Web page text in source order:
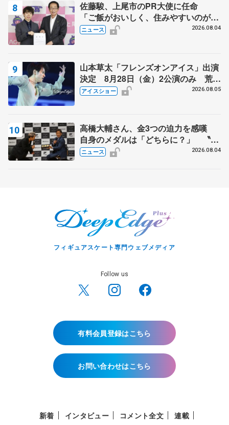
佐藤駿、上尾市のPR大使に任命
「ご飯がおいしく、住みやすいのが魅
力」
ニュース 2026.08.04
山本草太「フレンズオンアイス」出演
決定 8月28日（金）2公演のみ 荒川
静香さんプロデュース、20周年のアイ
アイスショー 2026.08.05
高橋大輔さん、金3つの迫力を感嘆
自身のメダルは「どちらに？」 〝リ
ス兄弟〟オリンピック3連覇の野村忠
ニュース 2026.08.04
フィギュアスケート専門ウェブメディア
Follow us
有料会員登録はこちら
お問い合わせはこちら
新着 インタビュー コメント全文 連載